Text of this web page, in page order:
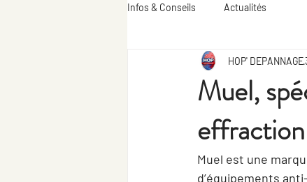
Infos & Conseils Actualités
Muel,
effraction
HOP' DEPANNAGE
Muel est une
d’équipements